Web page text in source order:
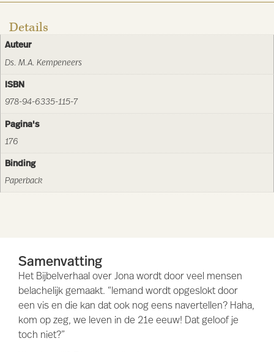
Details
Auteur
Ds. M.A. Kempeneers
ISBN
978-94-6335-115-7
Pagina's
176
Binding
Paperback
Samenvatting
Het Bijbelverhaal over Jona wordt door veel mensen
belachelijk gemaakt. “Iemand wordt opgeslokt door
een vis en die kan dat ook nog eens navertellen? Haha,
kom op zeg, we leven in de 21e eeuw! Dat geloof je
toch niet?”